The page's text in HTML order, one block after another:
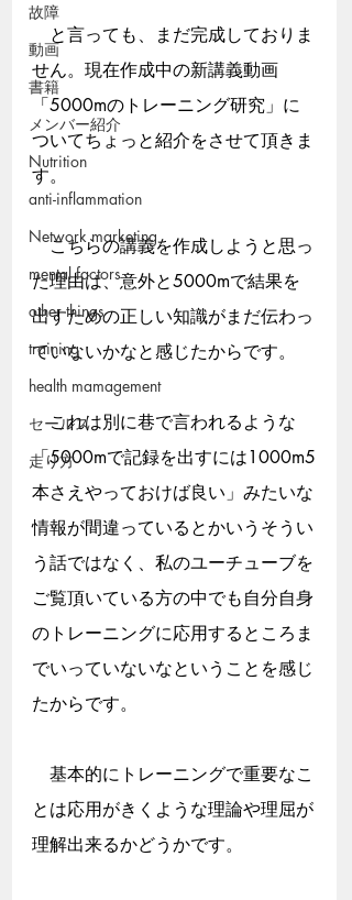
故障
動画
書籍
メンバー紹介
Nutrition
anti-inflammation
Network marketing
mental factors
other things
training
health mamagement
セールス
走り方
と言っても、まだ完成しておりま
せん。現在作成中の新講義動画
「5000mのトレーニング研究」に
ついてちょっと紹介をさせて頂きま
す。
こちらの講義を作成しようと思っ
た理由は、意外と5000mで結果を
出すための正しい知識がまだ伝わっ
ていないかなと感じたからです。
これは別に巷で言われるような
「5000mで記録を出すには1000m5
本さえやっておけば良い」みたいな
情報が間違っているとかいうそうい
う話ではなく、私のユーチューブを
ご覧頂いている方の中でも自分自身
のトレーニングに応用するところま
でいっていないなということを感じ
たからです。
基本的にトレーニングで重要なこ
とは応用がきくような理論や理屈が
理解出来るかどうかです。